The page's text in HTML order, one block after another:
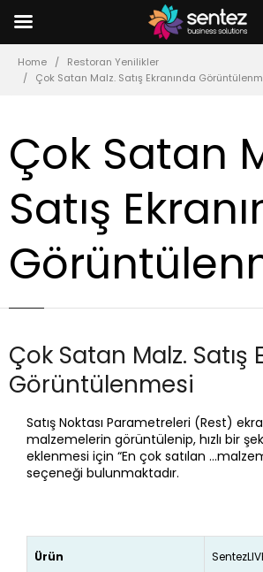
Home
Restoran Yenilikler
Çok Satan Malz. Satış Ekranında
Çok Satan
Satış
Çok Satan Malz. Satış
Görüntülenmesi
Satış Noktası Parametreleri (Rest)
malzemelerin görüntülenip, hızlı bir
eklenmesi için “En çok satılan
seçeneği bulunmaktadır.
Ürün